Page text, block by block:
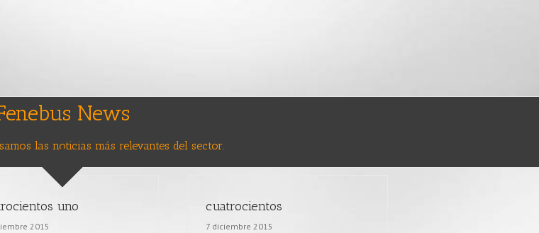
News
las noticias más relevantes del sector.
uno
2015
cuatrocientos
7 diciembre 2015